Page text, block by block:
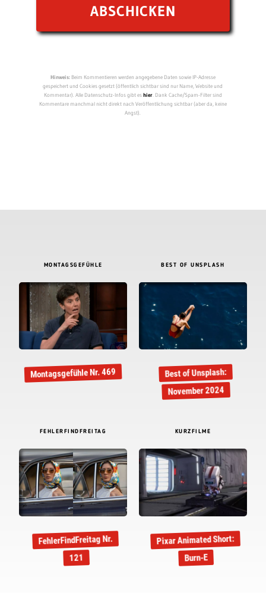
Hinweis:Beim Kommentieren werden angegebene Daten sowie IP-Adresse
gespeichert und Cookies gesetzt (öffentlich sichtbar sind nur Name, Website und
Kommentar). Alle Datenschutz-Infos gibt eshier. Dank Cache/Spam-Filter sind
Kommentare manchmal nicht direkt nach Veröffentlichung sichtbar (aber da, keine
Angst).
MONTAGSGEFÜHLE
Montagsgefühle Nr. 469
BEST OF UNSPLASH
Best of Unsplash:
November 2024
FEHLERFINDFREITAG
FehlerFindFreitag Nr.
121
KURZFILME
Pixar Animated Short:
Burn-E